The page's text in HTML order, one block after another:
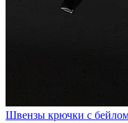
Швензы крючки с